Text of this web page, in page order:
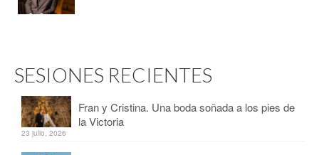
SESIONES RECIENTES
Fran y Cristina. Una boda soñada a los pies de
la Victoria
23 julio, 2026